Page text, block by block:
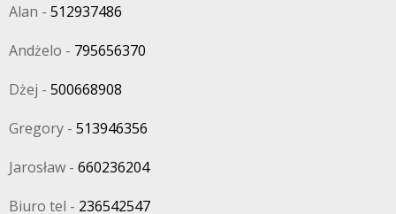
Alan - 512937486
Andżelo - 795656370
Dżej - 500668908
Gregory - 513946356
Jarosław - 660236204
Biuro tel - 236542547